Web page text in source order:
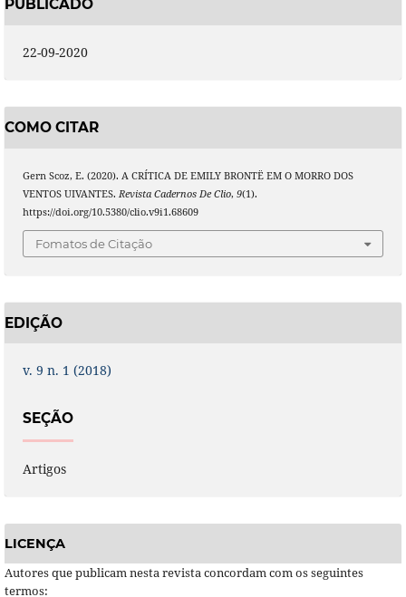
PUBLICADO
22-09-2020
COMO CITAR
Gern Scoz, E. (2020). A CRÍTICA DE EMILY BRONTË EM O MORRO DOS
VENTOS UIVANTES. Revista Cadernos De Clio, 9(1).
https://doi.org/10.5380/clio.v9i1.68609
Fomatos de Citação
EDIÇÃO
v. 9 n. 1 (2018)
SEÇÃO
Artigos
LICENÇA
Autores que publicam nesta revista concordam com os seguintes
termos: